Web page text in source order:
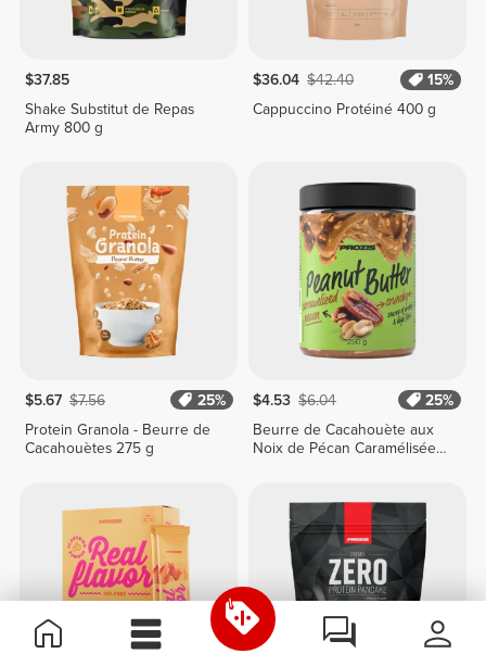
$37.85
Shake Substitut de Repas
Army 800 g
$36.04 $42.40
15%
Cappuccino Protéiné 400 g
$5.67 $7.56
25%
Protein Granola - Beurre de
Cacahouètes 275 g
$4.53 $6.04
25%
Beurre de Cacahouète aux
Noix de Pécan Caramélisées